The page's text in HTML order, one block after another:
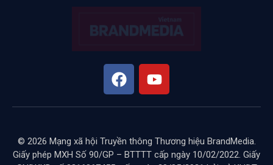
© 2026 Mạng xã hội Truyền thông Thương hiệu BrandMedia.
Giấy phép MXH Số 90/GP – BTTTT cấp ngày 10/02/2022. Giấy